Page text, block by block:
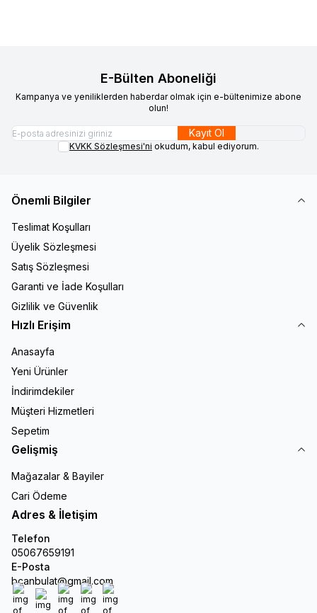
E-Bülten Aboneliği
Kampanya ve yeniliklerden haberdar olmak için e-bültenimize abone
olun!
Kayıt Ol
KVKK Sözleşmesi'ni okudum, kabul ediyorum.
Önemli Bilgiler
Teslimat Koşulları
Üyelik Sözleşmesi
Satış Sözleşmesi
Garanti ve İade Koşulları
Gizlilik ve Güvenlik
Hızlı Erişim
Anasayfa
Yeni Ürünler
İndirimdekiler
Müşteri Hizmetleri
Sepetim
Gelişmiş
Mağazalar & Bayiler
Cari Ödeme
Adres & İletişim
Telefon
05067659191
E-Posta
bcanbulat@gmail.com